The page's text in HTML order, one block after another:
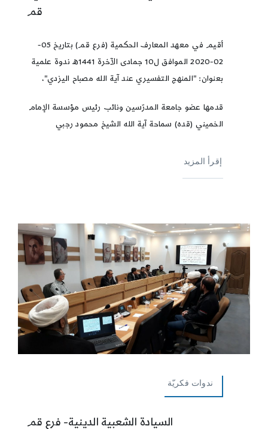
قم
أقيم في معهد المعارف الحكمية (فرع قم) بتاريخ 05-
02-2020 الموافق ل10 جمادى الآخرة 1441ه ندوة علمية
بعنوان: "المنهج التفسيري عند آية الله مصباح اليزدي"،
قدمها عضو جامعة المدرّسين ونائب رئيس مؤسسة الإمام
الخميني (قده) سماحة آية الله الشيخ محمود رجبي
إقرأ المزيد
ندوات فكريّة
السيادة الشعبية الدينية- فرع قم